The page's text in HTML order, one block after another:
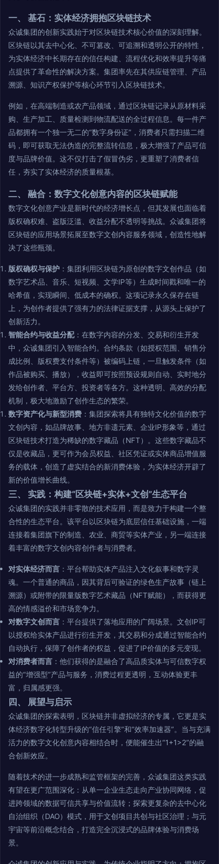
一、 基石：实体经济拥抱区块链技术
众诚集团的创新实践始于对区块链技术核心价值的深刻理解。
区块链以其去中心化、不可篡改、可追溯和透明公开的特性，
为实体经济中长期存在的信任构建、流程优化和效率提升等痛
点提供了革命性的解决方案。集团率先在其供应链管理、产品
溯源、知识产权保护等核心环节引入区块链技术。
例如，在高端制造或农产品领域，通过区块链记录从原材料采
购、生产加工、质量检测到物流配送的全过程信息。每一件产
品都拥有一个独一无二的“数字身份证”，消费者只需扫描二维
码，即可获取无法伪造的完整流转信息，极大增强了产品可信
度与品牌价值。这不仅打击了假冒伪劣，更重塑了消费者信
任，夯实了实体经济的质量根基。
二、 融合：数字文化创意内容的区块链赋能
数字文化创意产业是新时代的经济增长点，但其发展也面临着
版权确权难、盗版泛滥、收益分配不透明等挑战。众诚集团将
区块链的应用场景拓展至数字文创内容服务领域，创造性地解
决了这些瓶颈。
版权确权与保护 ：集团利用区块链为原创的数字文创作品（如
数字艺术品、音乐、短视频、文学IP等）生成时间戳和唯一的
哈希值，实现瞬间、低成本的确权。这项记录永久保存在链
上，为创作者提供了强有力的法律证据支撑，从源头上保护了
创新活力。
智能合约与收益分配：在数字内容的分发、交易和衍生开发
中，众诚集团引入智能合约。合约条款（如授权范围、销售分
成比例、版权费支付条件等）被编码上链，一旦触发条件（如
作品被购买、播放），收益即可按照预设规则自动、实时地分
发给创作者、平台方、投资者等各方。这种透明、高效的分配
机制，极大地激励了创作生态的繁荣。
数字资产化与新型消费 ：集团探索将具有独特文化价值的数字
文创内容，如品牌故事、地方非遗元素、企业IP形象等，通过
区块链技术打造为稀缺的数字藏品（NFT）。这些数字藏品不
仅是收藏品，更可作为会员权益、社区凭证或实体商品增值服
务的载体，创造了虚实结合的新消费体验，为实体经济开辟了
新的价值增长曲线。
三、 实践：构建“区块链+实体+文创”生态平台
众诚集团的实践并非零散的技术应用，而是致力于构建一个整
合性的生态平台。该平台以区块链为底层信任基础设施，一端
连接着集团旗下的制造、农业、商贸等实体产业，另一端连接
着丰富的数字文创内容创作者与消费者。
对实体经济而言 ：平台帮助实体产品注入文化叙事和数字灵
魂。一个普通的商品，因其背后可验证的绿色生产故事（链上
溯源）或附带的限量版数字艺术藏品（NFT赋能），而获得更
高的情感溢价和市场竞争力。
对数字文创而言 ：平台提供了落地应用的广阔场景。文创IP可
以授权给实体产品进行衍生开发，其交易和分成通过智能合约
自动执行，保障了创作者的权益，促进了IP价值的多元变现。
对消费者而言 ：他们获得的是融合了高品质实体与可信数字权
益的“增强型”产品与服务，消费过程更透明，互动体验更丰
富，归属感更强。
四、 展望与启示
众诚集团的探索表明，区块链并非虚拟经济的专属，它更是实
体经济数字化转型升级的“信任引擎”和“效率加速器”。当与充满
活力的数字文化创意内容相结合时，便能催生出“1+1>2”的融
合创新效应。
随着技术的进一步成熟和监管框架的完善，众诚集团这类实践
有望在更广范围深化：从单一企业生态走向产业协同网络，促
进跨领域的数据可信共享与价值流转；探索更复杂的去中心化
自治组织（DAO）模式，用于文创项目共创与社区治理；与元
宇宙等前沿概念结合，打造完全沉浸式的品牌体验与消费场
景。